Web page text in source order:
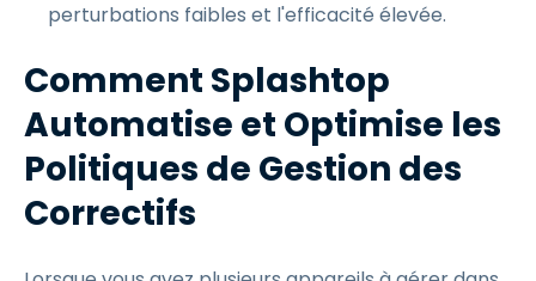
perturbations faibles et l'efficacité élevée.
Comment Splashtop
Automatise et Optimise les
Politiques de Gestion des
Correctifs